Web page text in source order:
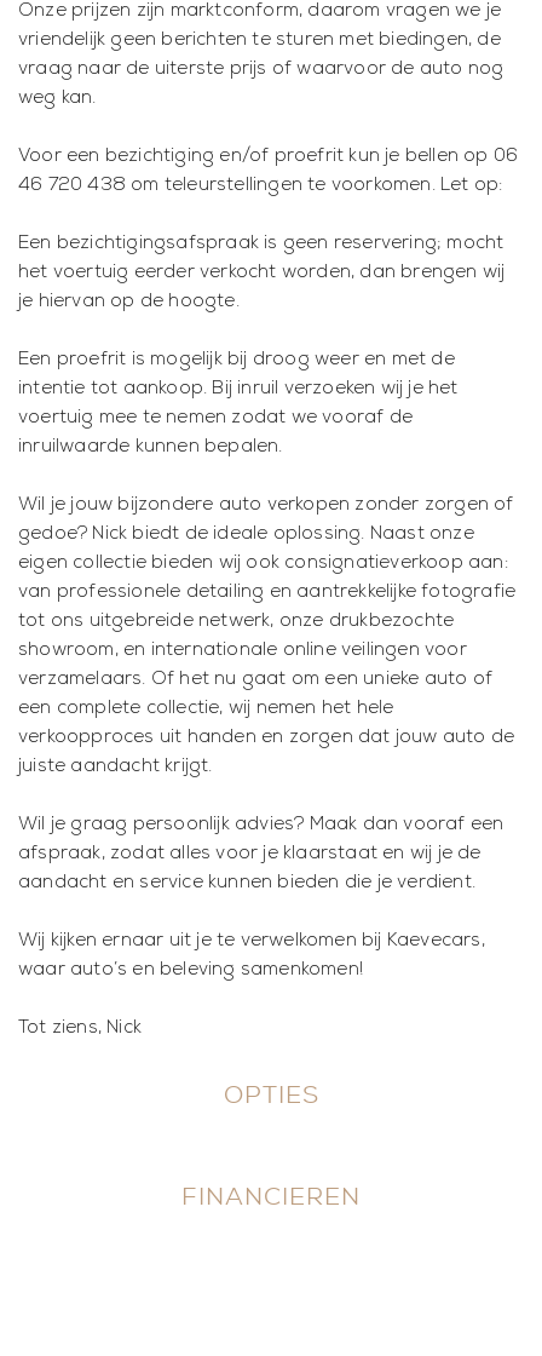
Onze prijzen zijn marktconform, daarom vragen we je
vriendelijk geen berichten te sturen met biedingen, de
vraag naar de uiterste prijs of waarvoor de auto nog
weg kan.
Voor een bezichtiging en/of proefrit kun je bellen op 06
46 720 438 om teleurstellingen te voorkomen. Let op:
Een bezichtigingsafspraak is geen reservering; mocht
het voertuig eerder verkocht worden, dan brengen wij
je hiervan op de hoogte.
Een proefrit is mogelijk bij droog weer en met de
intentie tot aankoop. Bij inruil verzoeken wij je het
voertuig mee te nemen zodat we vooraf de
inruilwaarde kunnen bepalen.
Wil je jouw bijzondere auto verkopen zonder zorgen of
gedoe? Nick biedt de ideale oplossing. Naast onze
eigen collectie bieden wij ook consignatieverkoop aan:
van professionele detailing en aantrekkelijke fotografie
tot ons uitgebreide netwerk, onze drukbezochte
showroom, en internationale online veilingen voor
verzamelaars. Of het nu gaat om een unieke auto of
een complete collectie, wij nemen het hele
verkoopproces uit handen en zorgen dat jouw auto de
juiste aandacht krijgt.
Wil je graag persoonlijk advies? Maak dan vooraf een
afspraak, zodat alles voor je klaarstaat en wij je de
aandacht en service kunnen bieden die je verdient.
Wij kijken ernaar uit je te verwelkomen bij Kaevecars,
waar auto’s en beleving samenkomen!
Tot ziens, Nick
OPTIES
FINANCIEREN